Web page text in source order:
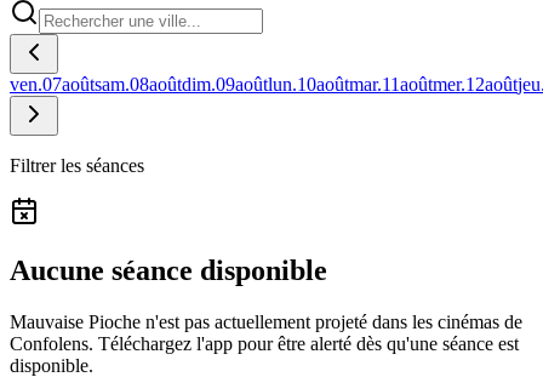
ven.07aoûtsam.08aoûtdim.09aoûtlun.10aoûtmar.11aoûtmer.12août
Filtrer les séances
Aucune séance disponible
Mauvaise Pioche n'est pas actuellement projeté dans les cinémas de
Confolens. Téléchargez l'app pour être alerté dès qu'une séance est
disponible.